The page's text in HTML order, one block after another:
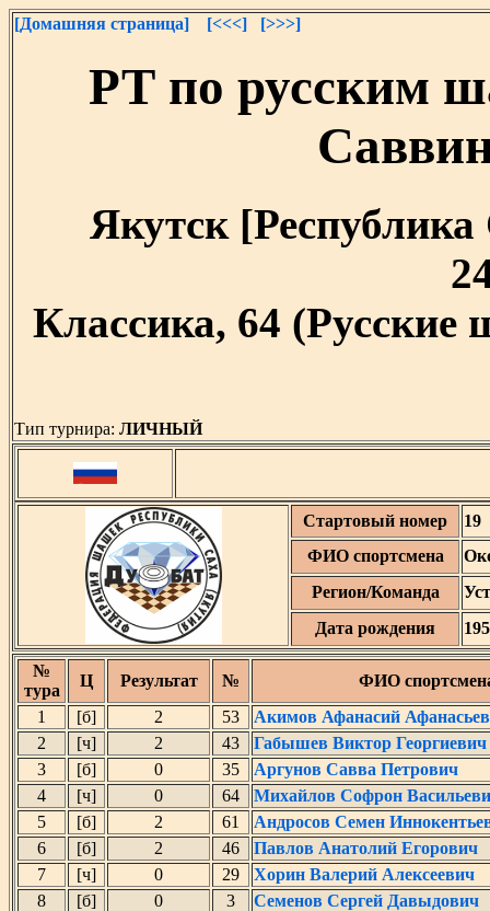
[Домашняя страница] [<<<] [>>>]
РТ по русским
Якутск
Классика, 64
Тип турнира: ЛИЧНЫЙ
Стартовый номер
19
ФИО спортсмена
Регион/Команда
Дата рождения
№
тура
Ц Результат №
ФИО
1
[б] 2 53
Акимов Афанасий
2
[ч] 2 43
Габышев Виктор Георгиевич
3
[б] 0 35
Аргунов Савва Петрович
4
[ч] 0 64
Михайлов Софрон
5
[б] 2 61
Андросов Семен
6
[б] 2 46
Павлов Анатолий Егорович
7
[ч] 0 29
Хорин Валерий Алексеевич
8
[б] 0 3
Семенов Сергей Давыдович